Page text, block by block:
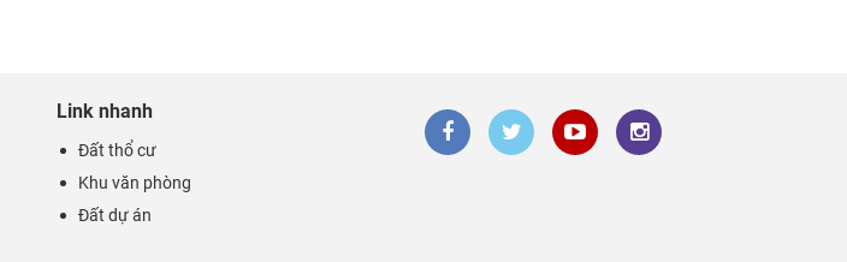
Link nhanh
Đất thổ cư
Khu văn phòng
Đất dự án